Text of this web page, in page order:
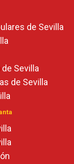
de Sevilla
Sevilla
de Sevilla